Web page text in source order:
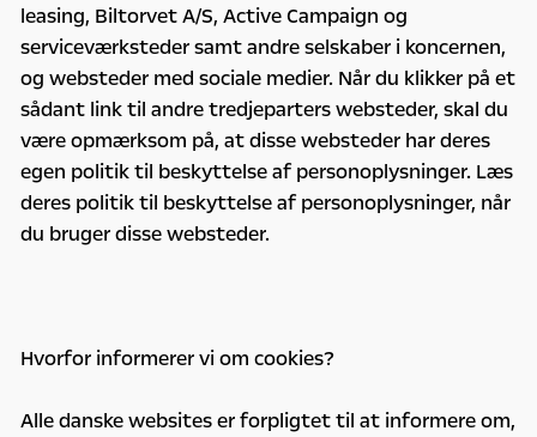
leasing, Biltorvet A/S, Active Campaign og
serviceværksteder samt andre selskaber i koncernen,
og websteder med sociale medier. Når du klikker på et
sådant link til andre tredjeparters websteder, skal du
være opmærksom på, at disse websteder har deres
egen politik til beskyttelse af personoplysninger. Læs
deres politik til beskyttelse af personoplysninger, når
du bruger disse websteder.
Hvorfor informerer vi om cookies?
Alle danske websites er forpligtet til at informere om,